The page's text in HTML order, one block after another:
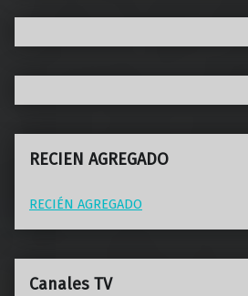
RECIEN AGREGADO
RECIÉN AGREGADO
Canales TV